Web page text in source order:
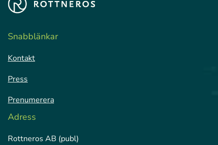
Snabblänkar
Kontakt
Press
Prenumerera
Adress
Rottneros AB (publ)